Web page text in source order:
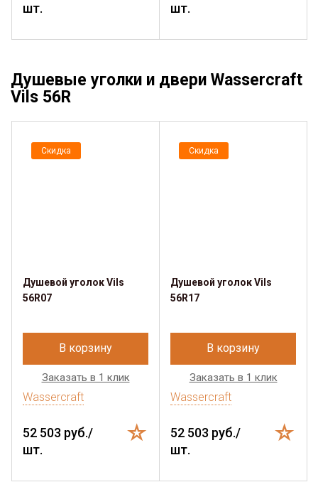
шт.
шт.
Душевые уголки и двери Wassercraft
Vils 56R
Скидка
Душевой уголок Vils
56R07
В корзину
Заказать в 1 клик
Wassercraft
52 503 руб./
шт.
Скидка
Душевой уголок Vils
56R17
В корзину
Заказать в 1 клик
Wassercraft
52 503 руб./
шт.